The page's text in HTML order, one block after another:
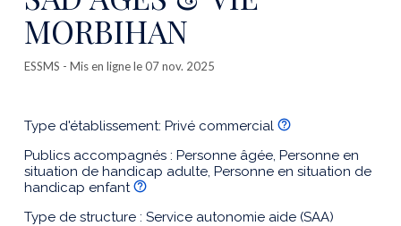
MORBIHAN
ESSMS - Mis en ligne le 07 nov. 2025
Type d'établissement: Privé commercial
Publics accompagnés : Personne âgée, Personne en
situation de handicap adulte, Personne en situation de
handicap enfant
Type de structure : Service autonomie aide (SAA)